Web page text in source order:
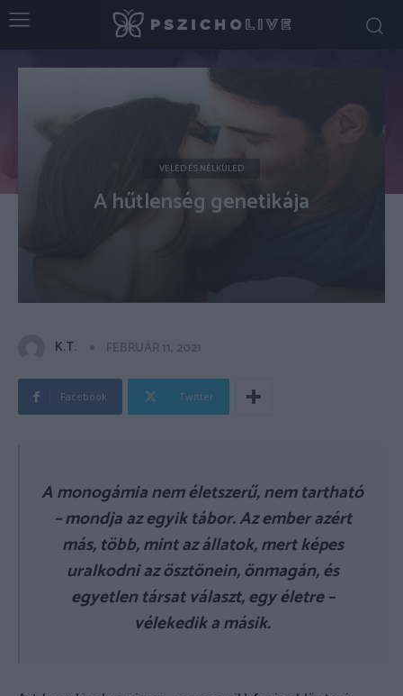
VELED ÉS NÉLKÜLED
A hűtlenség genetikája
K.T. FEBRUÁR 11, 2021
Facebook Twitter
A monogámia nem életszerű, nem tartható
– mondja az egyik tábor. Az ember azért
más, több, mint az állatok, mert képes
uralkodni az ösztönein, önmagán, és
egyetlen társat választ, egy életre –
vélekedik a másik.